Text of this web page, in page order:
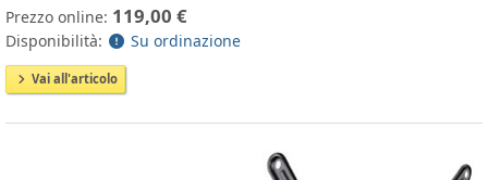
Prezzo online: 119,00 €
Disponibilità: Su ordinazione
Vai all'articolo